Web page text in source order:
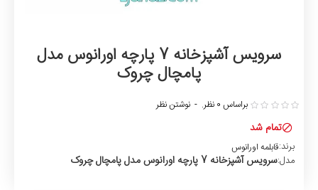
سرویس آشپزخانه 7 پارچه اورانوس مدل
پامچال چروک
تمام شد
برند:قابلمه اورانوس
مدل:سرویس آشپزخانه 7 پارچه اورانوس مدل پامچال چروک
براساس 0 نظر. - نوشتن نظر